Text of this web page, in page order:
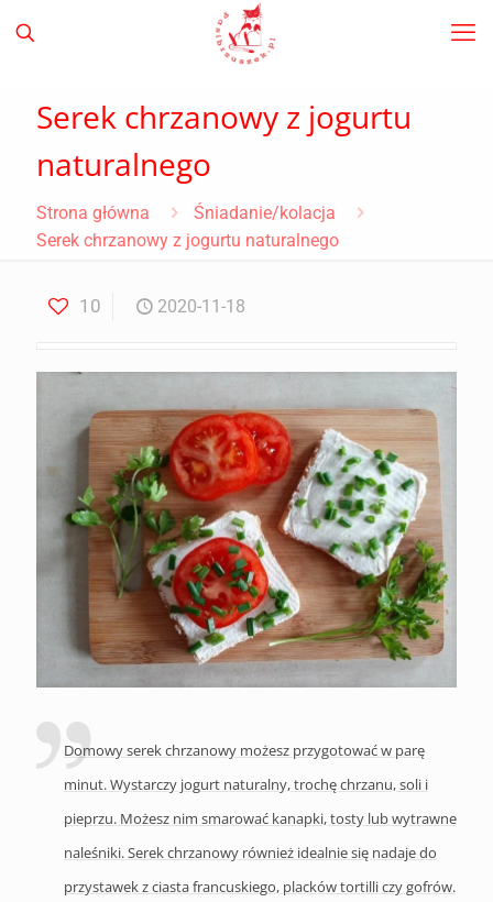
Serek chrzanowy z jogurtu
naturalnego
Strona główna
Śniadanie/kolacja
Serek chrzanowy z jogurtu naturalnego
10 2020-11-18
Domowy serek chrzanowy możesz przygotować w parę
minut. Wystarczy jogurt naturalny, trochę chrzanu, soli i
pieprzu. Możesz nim smarować kanapki, tosty lub wytrawne
naleśniki. Serek chrzanowy również idealnie się nadaje do
przystawek z ciasta francuskiego, placków tortilli czy gofrów.